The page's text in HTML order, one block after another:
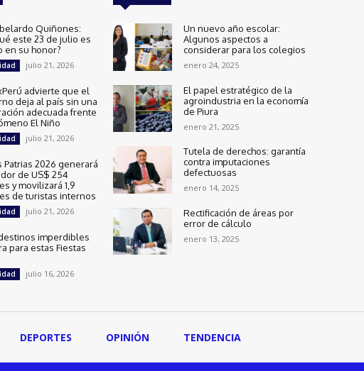
Quiñones:
este 23 de julio es
en su honor?
julio 21, 2026
advierte que el
deja al país sin una
adecuada frente
El Niño
julio 21, 2026
Patrias 2026 generará
de US$ 254
y movilizará 1,9
de turistas internos
julio 21, 2026
imperdibles
para estas Fiestas
julio 16, 2026
Un nuevo año escolar:
Algunos aspectos a
considerar para los colegios
enero 24, 2025
El papel estratégico de la
agroindustria en la economía
de Piura
enero 21, 2025
Tutela de derechos: garantía
contra imputaciones
defectuosas
enero 14, 2025
Rectificación de áreas por
error de cálculo
enero 13, 2025
DEPORTES OPINIÓN TENDENCIA